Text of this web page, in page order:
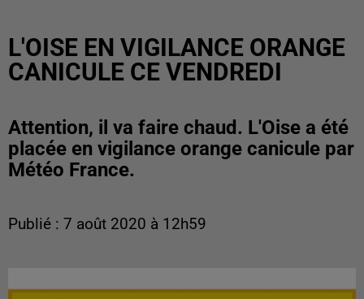
L'OISE EN VIGILANCE ORANGE
CANICULE CE VENDREDI
Attention, il va faire chaud. L'Oise a été
placée en vigilance orange canicule par
Météo France.
Publié : 7 août 2020 à 12h59